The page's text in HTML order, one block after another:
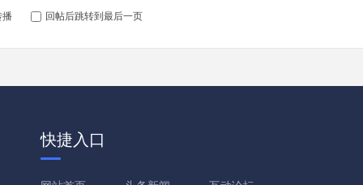
播 回帖后跳转到最后一页
快捷入口